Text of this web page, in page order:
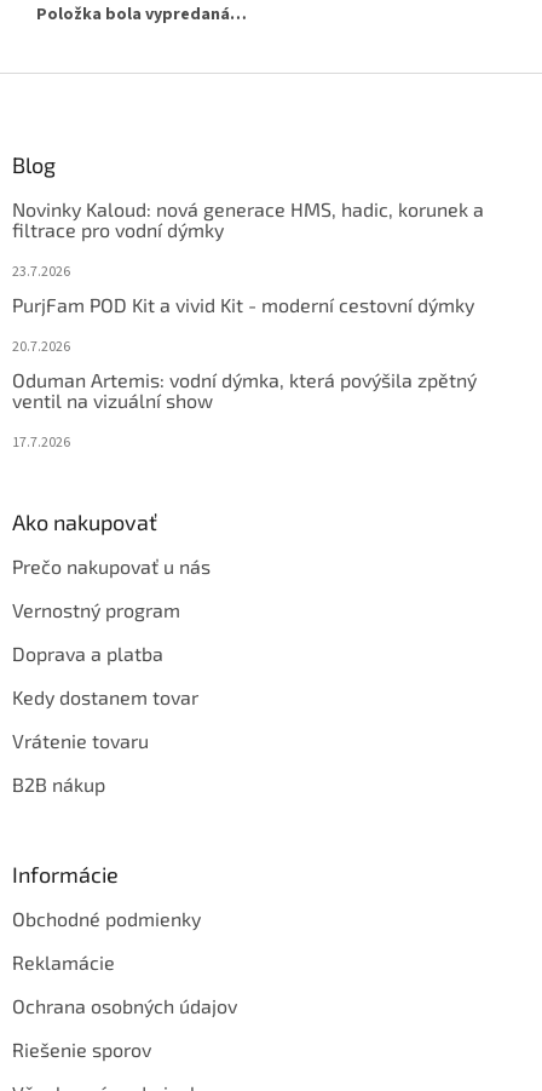
Položka bola vypredaná…
Blog
Novinky Kaloud: nová generace HMS, hadic, korunek a
filtrace pro vodní dýmky
23.7.2026
PurjFam POD Kit a vivid Kit - moderní cestovní dýmky
20.7.2026
Oduman Artemis: vodní dýmka, která povýšila zpětný
ventil na vizuální show
17.7.2026
Ako nakupovať
Prečo nakupovať u nás
Vernostný program
Doprava a platba
Kedy dostanem tovar
Vrátenie tovaru
B2B nákup
Informácie
Obchodné podmienky
Reklamácie
Ochrana osobných údajov
Riešenie sporov